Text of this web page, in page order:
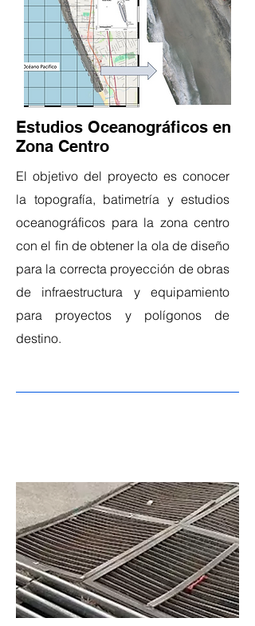
Estudios Oceanográficos en
Zona Centro
El objetivo del proyecto es conocer
la topografía, batimetría y estudios
oceanográficos para la zona centro
con el fin de obtener la ola de diseño
para la correcta proyección de obras
de infraestructura y equipamiento
para proyectos y polígonos de
destino.